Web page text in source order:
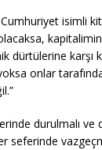
isimli
dürtülerine karşı
onlar
durulmalı ve
seferinde